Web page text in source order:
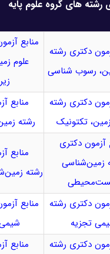
رشته های گروه علوم پایه
دکتری رشته
رسوب شناسی
منابع
علوم
دکتری رشته
تکتونیک
منابع
رشته
آزمون دکتری
زمین‌شناسی
منابع
رشته
دکتری رشته
تجزیه
منابع
دکتری رشته
منابع